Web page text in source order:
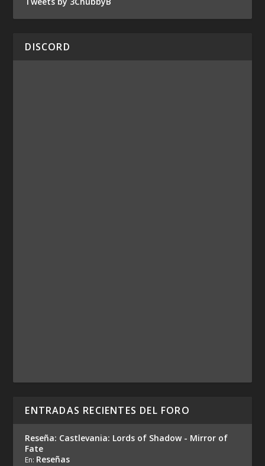
DISCORD
ENTRADAS RECIENTES DEL FORO
Reseña: Castlevania: Lords of Shadow - Mirror of
Fate
En: Reseñas